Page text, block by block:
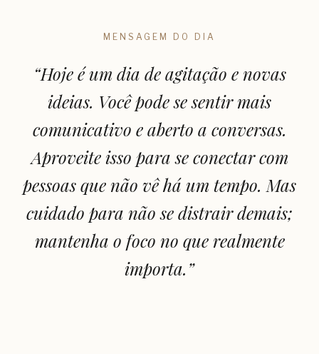
MENSAGEM DO DIA
“Hoje é um dia de agitação e novas
ideias. Você pode se sentir mais
comunicativo e aberto a conversas.
Aproveite isso para se conectar com
pessoas que não vê há um tempo. Mas
cuidado para não se distrair demais;
mantenha o foco no que realmente
importa.”